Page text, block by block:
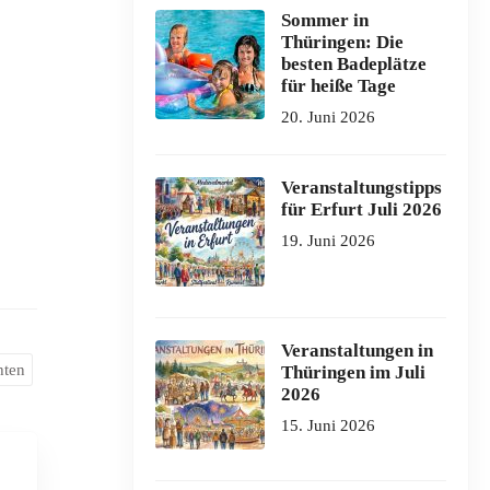
Sommer in
Thüringen: Die
besten Badeplätze
für heiße Tage
20. Juni 2026
Veranstaltungstipps
für Erfurt Juli 2026
19. Juni 2026
Veranstaltungen in
Thüringen im Juli
2026
15. Juni 2026